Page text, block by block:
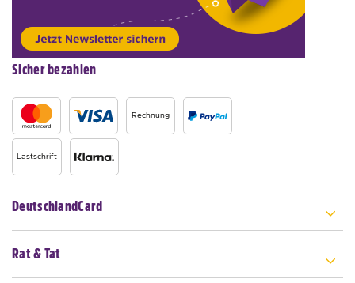
Sicher bezahlen
Rechnung
Lastschrift
DeutschlandCard
Rat & Tat